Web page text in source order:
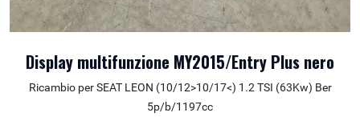
Display multifunzione MY2015/Entry Plus nero
Ricambio per SEAT LEON (10/12>10/17<) 1.2 TSI (63Kw) Ber
5p/b/1197cc